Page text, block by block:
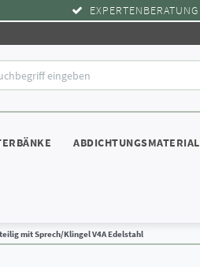
EXPERTENBERATUNG
ABDICHTUNGSMATERIAL
mit Sprech/Klingel V4A Edelstahl